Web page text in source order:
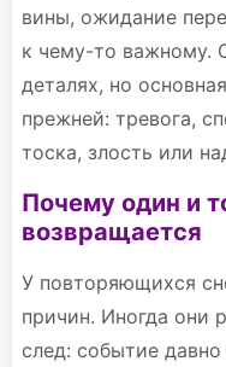
вины, ожидание
к чему-то важному.
деталях, но
прежней: тревога,
тоска, злость или
Почему один и
возвращается
У повторяющихся
причин. Иногда они
след: событие